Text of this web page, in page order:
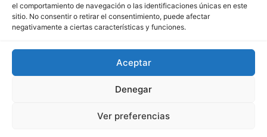
el comportamiento de navegación o las identificaciones únicas en este
sitio. No consentir o retirar el consentimiento, puede afectar
negativamente a ciertas características y funciones.
Aceptar
Denegar
Ver preferencias